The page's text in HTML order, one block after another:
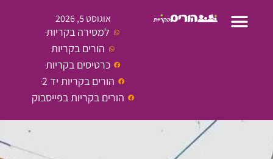
אוגוסט 5, 2026
למסירה בקריות
הורים בקריות
כרטיסים בקריות
הורים בקריות יד 2
הורים בקריות בפייסבוק